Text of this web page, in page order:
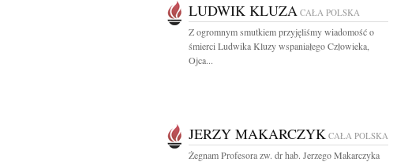
LUDWIK KLUZA CAŁA POLSKA
Z ogromnym smutkiem przyjęliśmy wiadomość o
śmierci Ludwika Kluzy wspaniałego Człowieka,
Ojca...
JERZY MAKARCZYK CAŁA POLSKA
Żegnam Profesora zw. dr hab. Jerzego Makarczyka